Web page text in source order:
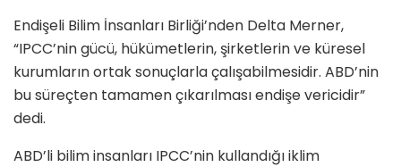
Endişeli Bilim İnsanları Birliği’nden Delta Merner,
“IPCC’nin gücü, hükümetlerin, şirketlerin ve küresel
kurumların ortak sonuçlarla çalışabilmesidir. ABD’nin
bu süreçten tamamen çıkarılması endişe vericidir”
dedi.
ABD’li bilim insanları IPCC’nin kullandığı iklim